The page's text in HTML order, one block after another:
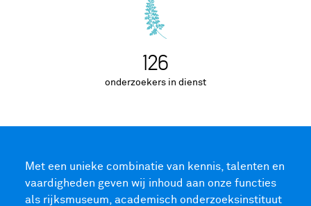
129
onderzoekers in dienst
Met een unieke combinatie van kennis, talenten en
vaardigheden geven wij inhoud aan onze functies
als rijksmuseum, academisch onderzoeksinstituut